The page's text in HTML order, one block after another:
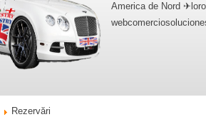
America de Nord
Rezervări